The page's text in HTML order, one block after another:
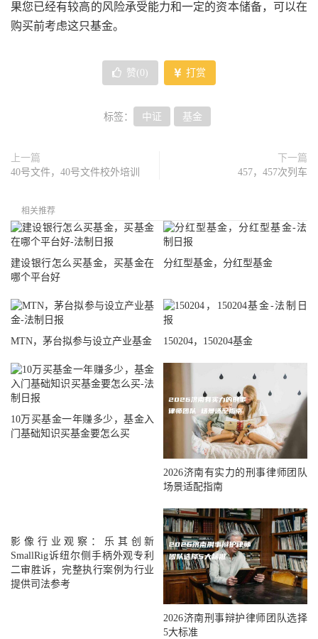
果您已经有较高的风险承受能力和一定的资本储备，可以在
购买前考虑这只基金。
赞( 0 ) 打赏
标签： 中证 基金
上一篇
40号文件，40号文件校外培训
下一篇
457，457次列车
相关推荐
建设银行怎么买基金，买基金在
哪个平台好
分红型基金，分红型基金
MTN，茅台拟参与设立产业基金 150204，150204基金
10万买基金一年赚多少，基金入
门基础知识买基金要怎么买
2026济南有实力的刑事律师团队
场景适配指南
影像行业观察：乐其创新
SmallRig诉纽尔侧手柄外观专利
二审胜诉，完整执行案例为行业
提供司法参考
2026济南刑事辩护律师团队选择
5大标准